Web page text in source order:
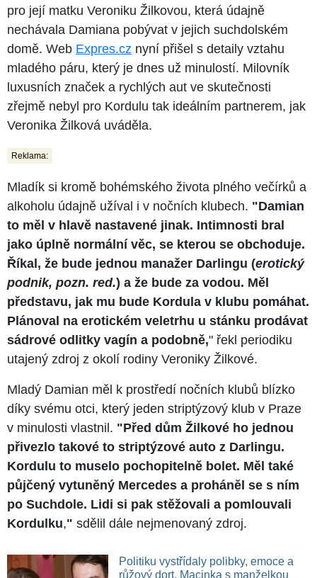
pro její matku Veroniku Žilkovou, která údajně
nechávala Damiana pobývat v jejich suchdolském
domě. Web Expres.cz nyní přišel s detaily vztahu
mladého páru, který je dnes už minulostí. Milovník
luxusních značek a rychlých aut ve skutečnosti
zřejmě nebyl pro Kordulu tak ideálním partnerem, jak
Veronika Žilková uváděla.
Reklama:
Mladík si kromě bohémského života plného večírků a
alkoholu údajně užíval i v nočních klubech. "Damian
to měl v hlavě nastavené jinak. Intimnosti bral
jako úplně normální věc, se kterou se obchoduje.
Říkal, že bude jednou manažer Darlingu (erotický
podnik, pozn. red.) a že bude za vodou. Měl
představu, jak mu bude Kordula v klubu pomáhat.
Plánoval na erotickém veletrhu u stánku prodávat
sádrové odlitky vagín a podobně," řekl periodiku
utajený zdroj z okolí rodiny Veroniky Žilkové.
Mladý Damian měl k prostředí nočních klubů blízko
díky svému otci, který jeden striptýzový klub v Praze
v minulosti vlastnil. "Před dům Žilkové ho jednou
přivezlo takové to striptýzové auto z Darlingu.
Kordulu to muselo pochopitelně bolet. Měl také
půjčený vytuněný Mercedes a proháněl se s ním
po Suchdole. Lidi si pak stěžovali a pomlouvali
Kordulku," sdělil dále nejmenovaný zdroj.
Politiku vystřídaly polibky, emoce a
růžový dort. Macinka s manželkou